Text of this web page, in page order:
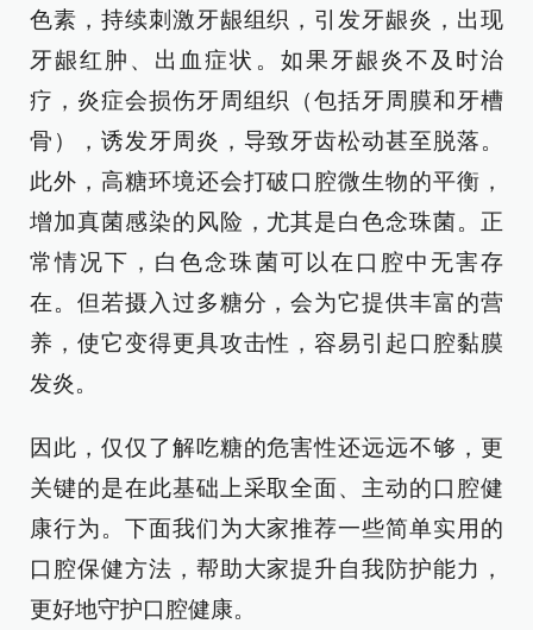
色素，持续刺激牙龈组织，引发牙龈炎，出现
牙龈红肿、出血症状。如果牙龈炎不及时治
疗，炎症会损伤牙周组织（包括牙周膜和牙槽
骨），诱发牙周炎，导致牙齿松动甚至脱落。
此外，高糖环境还会打破口腔微生物的平衡，
增加真菌感染的风险，尤其是白色念珠菌。正
常情况下，白色念珠菌可以在口腔中无害存
在。但若摄入过多糖分，会为它提供丰富的营
养，使它变得更具攻击性，容易引起口腔黏膜
发炎。
因此，仅仅了解吃糖的危害性还远远不够，更
关键的是在此基础上采取全面、主动的口腔健
康行为。下面我们为大家推荐一些简单实用的
口腔保健方法，帮助大家提升自我防护能力，
更好地守护口腔健康。